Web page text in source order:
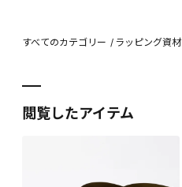
すべてのカテゴリー ラッピング資材
閲覧したアイテム